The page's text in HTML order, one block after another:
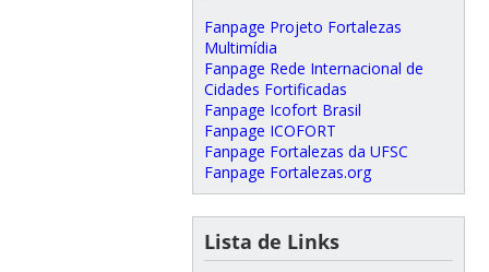
Fanpage Projeto Fortalezas
Multimídia
Fanpage Rede Internacional de
Cidades Fortificadas
Fanpage Icofort Brasil
Fanpage ICOFORT
Fanpage Fortalezas da UFSC
Fanpage Fortalezas.org
Lista de Links